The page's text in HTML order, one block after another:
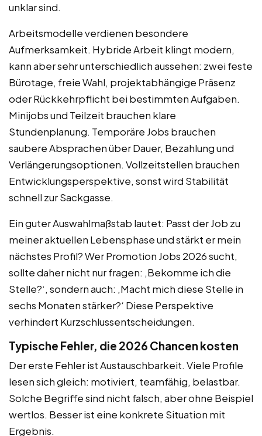
unklar sind.
Arbeitsmodelle verdienen besondere
Aufmerksamkeit. Hybride Arbeit klingt modern,
kann aber sehr unterschiedlich aussehen: zwei feste
Bürotage, freie Wahl, projektabhängige Präsenz
oder Rückkehrpflicht bei bestimmten Aufgaben.
Minijobs und Teilzeit brauchen klare
Stundenplanung. Temporäre Jobs brauchen
saubere Absprachen über Dauer, Bezahlung und
Verlängerungsoptionen. Vollzeitstellen brauchen
Entwicklungsperspektive, sonst wird Stabilität
schnell zur Sackgasse.
Ein guter Auswahlmaßstab lautet: Passt der Job zu
meiner aktuellen Lebensphase und stärkt er mein
nächstes Profil? Wer Promotion Jobs 2026 sucht,
sollte daher nicht nur fragen: ‚Bekomme ich die
Stelle?‘, sondern auch: ‚Macht mich diese Stelle in
sechs Monaten stärker?‘ Diese Perspektive
verhindert Kurzschlussentscheidungen.
Typische Fehler, die 2026 Chancen kosten
Der erste Fehler ist Austauschbarkeit. Viele Profile
lesen sich gleich: motiviert, teamfähig, belastbar.
Solche Begriffe sind nicht falsch, aber ohne Beispiel
wertlos. Besser ist eine konkrete Situation mit
Ergebnis.